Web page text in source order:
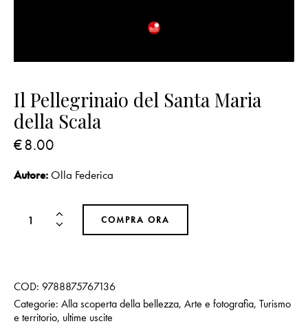
Il Pellegrinaio del Santa Maria
della Scala
€8.00
Autore:Olla Federica
COMPRA ORA
COD: 9788875767136
Categorie: Alla scoperta della bellezza, Arte e fotografia, Turismo
e territorio, ultime uscite